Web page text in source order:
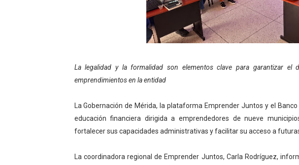
Corposalud inició talleres para aspirantes al
Fortalecen formación académica de médicos
Campo Elías consolida plan de bacheo en el
Fundecem inició con éxito el taller vacacional
El Lactario del Iahula celebra la Semana
Plan Vacacional "Venezuela Ríe 2026" brinda
La legalidad y la formalidad son elementos clave para garantizar el
emprendimientos en la entidad
La Gobernación de Mérida, la plataforma Emprender Juntos y el
educación financiera dirigida a emprendedores de nueve
fortalecer sus capacidades administrativas y facilitar su acceso a
La coordinadora regional de Emprender Juntos, Carla Rodríguez,